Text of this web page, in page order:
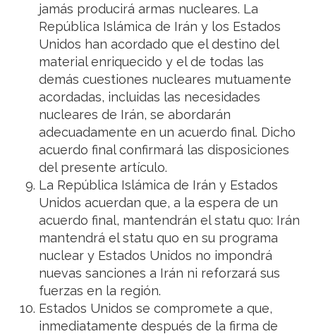
jamás producirá armas nucleares. La
República Islámica de Irán y los Estados
Unidos han acordado que el destino del
material enriquecido y el de todas las
demás cuestiones nucleares mutuamente
acordadas, incluidas las necesidades
nucleares de Irán, se abordarán
adecuadamente en un acuerdo final. Dicho
acuerdo final confirmará las disposiciones
del presente artículo.
La República Islámica de Irán y Estados
Unidos acuerdan que, a la espera de un
acuerdo final, mantendrán el statu quo: Irán
mantendrá el statu quo en su programa
nuclear y Estados Unidos no impondrá
nuevas sanciones a Irán ni reforzará sus
fuerzas en la región.
Estados Unidos se compromete a que,
inmediatamente después de la firma de